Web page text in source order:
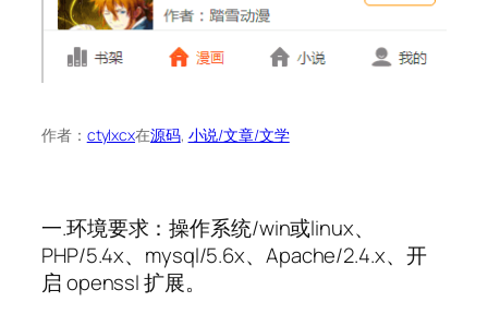
作者： ctylxcx在源码, 小说/文章/文学
一.环境要求：操作系统/win或linux、
PHP/5.4x、mysql/5.6x、Apache/2.4.x、开
启 openssl 扩展。